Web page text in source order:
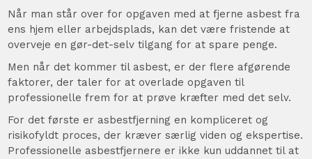
Når man står over for opgaven med at fjerne asbest fra
ens hjem eller arbejdsplads, kan det være fristende at
overveje en gør-det-selv tilgang for at spare penge.
Men når det kommer til asbest, er der flere afgørende
faktorer, der taler for at overlade opgaven til
professionelle frem for at prøve kræfter med det selv.
For det første er asbestfjerning en kompliceret og
risikofyldt proces, der kræver særlig viden og ekspertise.
Professionelle asbestfjernere er ikke kun uddannet til at